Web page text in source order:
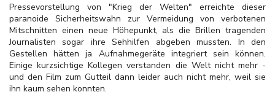
Pressevorstellung von "Krieg der Welten" erreichte dieser
paranoide Sicherheitswahn zur Vermeidung von verbotenen
Mitschnitten einen neue Höhepunkt, als die Brillen tragenden
Journalisten sogar ihre Sehhilfen abgeben mussten. In den
Gestellen hätten ja Aufnahmegeräte integriert sein können.
Einige kurzsichtige Kollegen verstanden die Welt nicht mehr -
und den Film zum Gutteil dann leider auch nicht mehr, weil sie
ihn kaum sehen konnten.